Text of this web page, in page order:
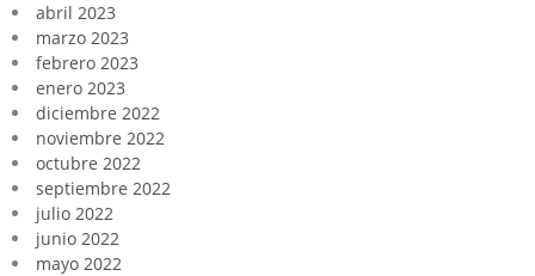
abril 2023
marzo 2023
febrero 2023
enero 2023
diciembre 2022
noviembre 2022
octubre 2022
septiembre 2022
julio 2022
junio 2022
mayo 2022